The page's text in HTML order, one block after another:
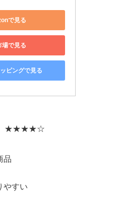
で見る
場で見る
ピングで見る
】★★★★☆
品
やすい